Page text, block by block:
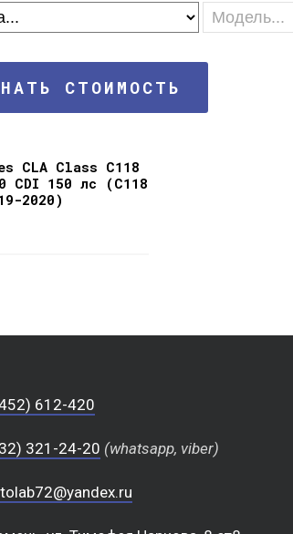
СТОИМОСТЬ
CLA Class C118
CDI 150 лс (C118
2020)
612-420
321-24-20 (whatsapp, viber)